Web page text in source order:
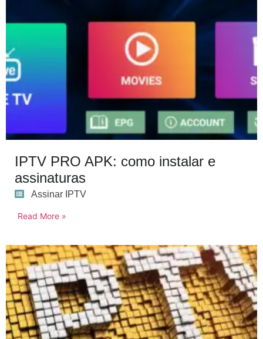
IPTV PRO APK: como instalar e
assinaturas
Assinar IPTV
Read More »